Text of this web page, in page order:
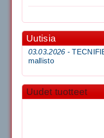
Uutisia
03.03.2026 -
mallisto
Uudet tuotteet